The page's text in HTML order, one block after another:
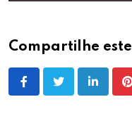
Compartilhe
LinkedIn